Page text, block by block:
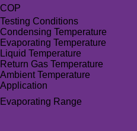
COP
Testing Conditions
Condensing Temperature
Evaporating Temperature
Liquid Temperature
Return Gas Temperature
Ambient Temperature
Application
Evaporating Range